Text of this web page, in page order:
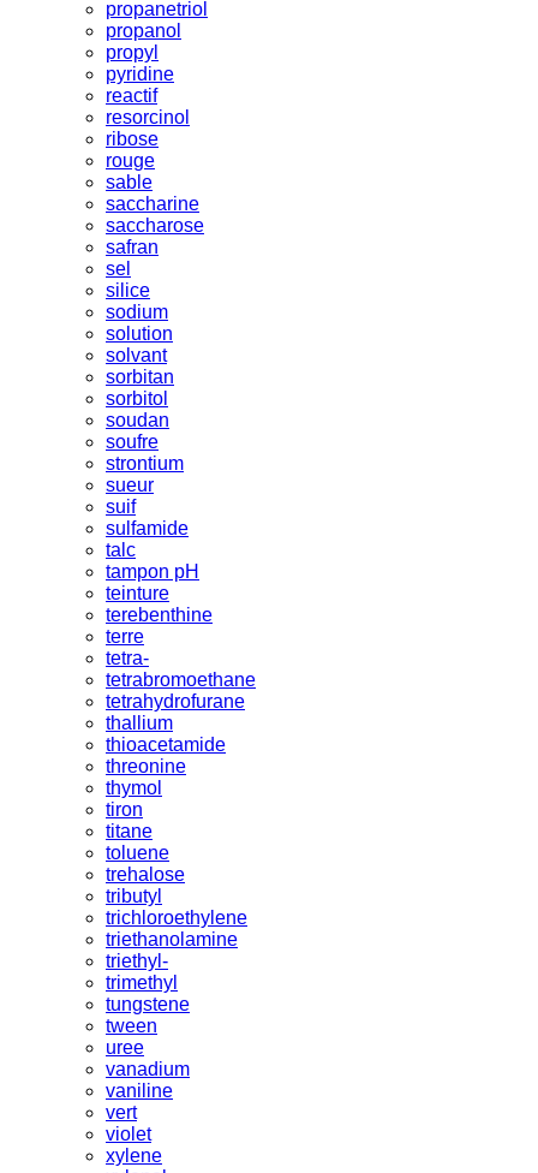
propanetriol
propanol
propyl
pyridine
reactif
resorcinol
ribose
rouge
sable
saccharine
saccharose
safran
sel
silice
sodium
solution
solvant
sorbitan
sorbitol
soudan
soufre
strontium
sueur
suif
sulfamide
talc
tampon pH
teinture
terebenthine
terre
tetra-
tetrabromoethane
tetrahydrofurane
thallium
thioacetamide
threonine
thymol
tiron
titane
toluene
trehalose
tributyl
trichloroethylene
triethanolamine
triethyl-
trimethyl
tungstene
tween
uree
vanadium
vaniline
vert
violet
xylene